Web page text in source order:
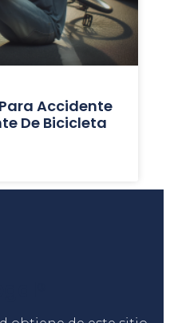
Accidente
De Bicicleta